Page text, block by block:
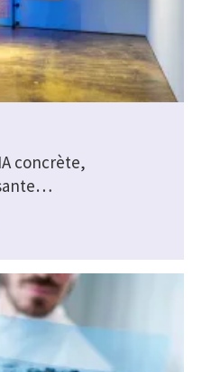
concrète,